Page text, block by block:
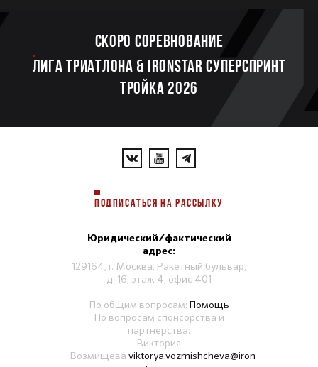
Скоро соревнование
ЛИГА ТРИАТЛОНА & IRONSTAR СУПЕРСПРИНТ
ТРОЙКА 2026
ПОДПИСАТЬСЯ НА РАССЫЛКУ
Юридический/фактический
адрес:
129164, г. Москва, Ракетный бульвар,
д. 16, этаж 4, офис 401
По общим вопросам: Помощь
По вопросам спонсорства и
партнерства:
Виктория
Возмищева viktorya.vozmishcheva@iron-